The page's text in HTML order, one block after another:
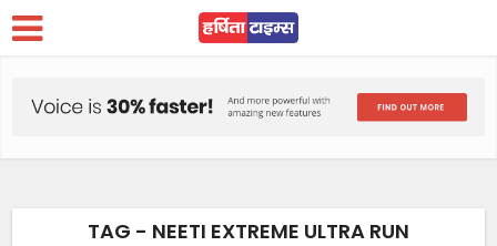
TAG - NEETI EXTREME ULTRA RUN